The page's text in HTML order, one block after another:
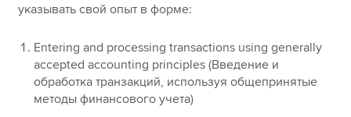
указывать свой опыт в форме:
Entering and processing transactions using generally
accepted accounting principles (Введение и
обработка транзакций, используя общепринятые
методы финансового учета)